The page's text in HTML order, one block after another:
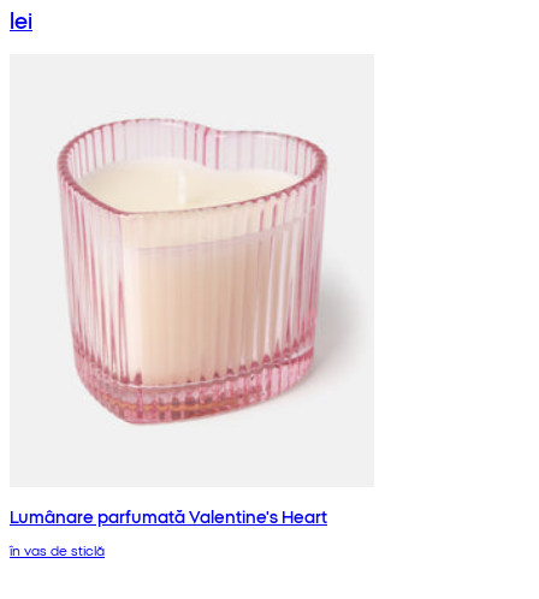
lei
Lumânare parfumată Valentine's Heart
în vas de sticlă